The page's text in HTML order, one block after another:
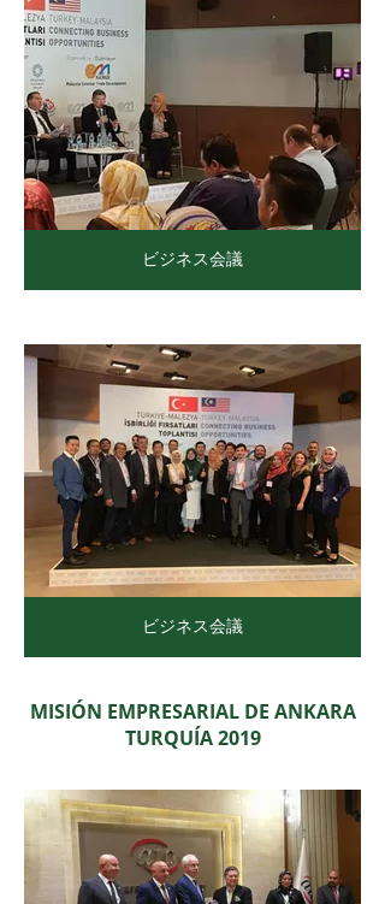
ビジネス会議
ビジネス会議
MISIÓN EMPRESARIAL DE ANKARA
TURQUÍA 2019